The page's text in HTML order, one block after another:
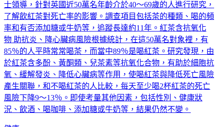
了解飲紅茶對死亡率的影響。調查項目包括茶的種類、喝的頻
率和有否添加糖或牛奶等，追蹤長達約11年。紅茶含抗氧化
物 助抗炎、降心臟病風險根據統計，在這50萬名對象裡，有
85％的人平時常常喝茶，而當中89％是喝紅茶。研究發現，由
於紅茶含多酚、黃酮類、兒茶素等抗氧化合物，有助於細胞抗
氧、緩解發炎、降低心臟病等作用，使喝紅茶與降低死亡風險
產生關聯，和不喝紅茶的人比較，每天至少喝2杯紅茶的死亡
風險下降9～13％。即使考量其他因素，包括性別、健康狀
況、飲酒、喝咖啡、添加糖或牛奶等，結果仍然不變。